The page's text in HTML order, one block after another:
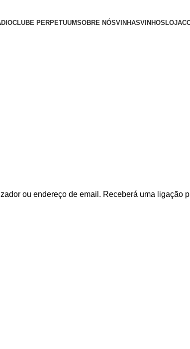
CLUBE PERPETUUMSOBRE NÓSVINHASVINHOS LOJA
ou endereço de email. Receberá uma ligação